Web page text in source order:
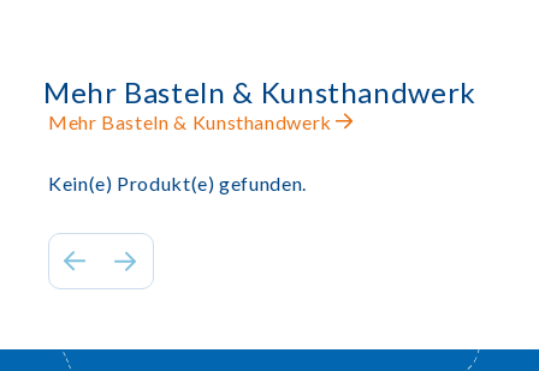
Mehr Basteln & Kunsthandwerk
Mehr Basteln & Kunsthandwerk
Kein(e) Produkt(e) gefunden.